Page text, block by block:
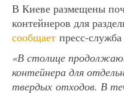
В Киеве размещены
контейнеров для
сообщает пресс-
«В столице
контейнера для
твердых отходов. В